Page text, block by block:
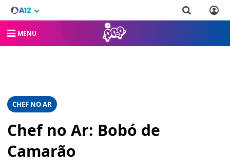
MENU
CHEF NO AR
Chef no Ar: Bobó de
Camarão